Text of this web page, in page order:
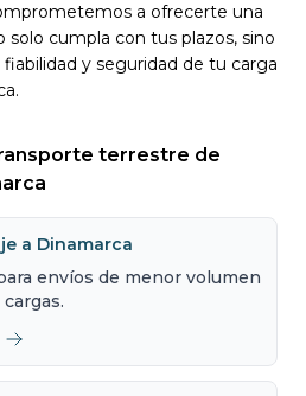
a ofrecerte una
solo cumpla con tus plazos, sino
y seguridad de tu carga
terrestre de
a Dinamarca
envíos de menor volumen